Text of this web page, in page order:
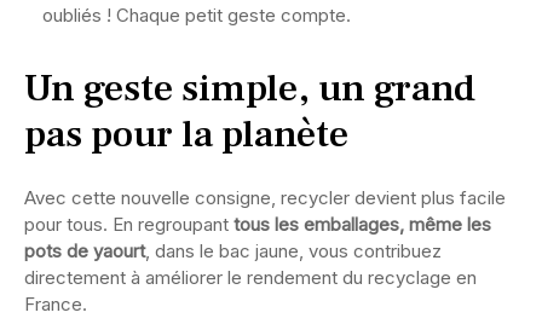
oubliés ! Chaque petit geste compte.
Un geste simple, un grand
pas pour la planète
Avec cette nouvelle consigne, recycler devient plus facile
pour tous. En regroupant tous les emballages, même les
pots de yaourt, dans le bac jaune, vous contribuez
directement à améliorer le rendement du recyclage en
France.